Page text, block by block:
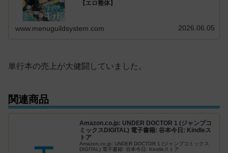
【エロ整体】
www.menuguildsystem.com 2026.06.05
単行本の売上が大健闘していました。
関連商品
Amazon.co.jp: UNDER DOCTOR 1 (ジャンプコ
ミックスDIGITAL) 電子書籍: 谷本今日: Kindleス
トア
Amazon.co.jp: UNDER DOCTOR 1 (ジャンプコミックス
DIGITAL) 電子書籍: 谷本今日: Kindleストア